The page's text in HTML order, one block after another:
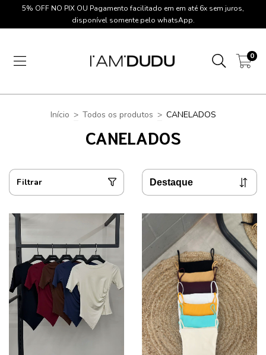
5% OFF NO PIX OU Pagamento facilitado em em até 6x sem juros,
disponível somente pelo whatsApp.
0
Início > Todos os produtos > CANELADOS
CANELADOS
Filtrar